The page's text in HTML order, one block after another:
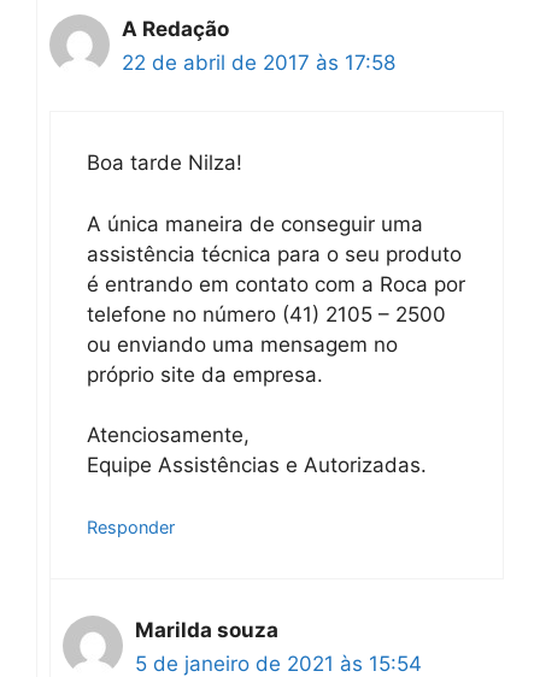
A Redação
22 de abril de 2017 às 17:58
Boa tarde Nilza!
A única maneira de conseguir uma
assistência técnica para o seu produto
é entrando em contato com a Roca por
telefone no número (41) 2105 – 2500
ou enviando uma mensagem no
próprio site da empresa.
Atenciosamente,
Equipe Assistências e Autorizadas.
Responder
Marilda souza
5 de janeiro de 2021 às 15:54